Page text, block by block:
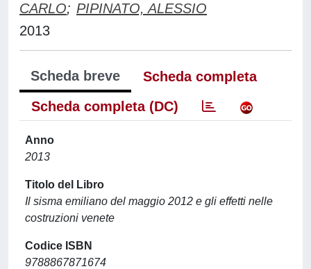
CARLO; PIPINATO, ALESSIO
2013
Scheda breve
Scheda completa
Scheda completa (DC)
Anno
2013
Titolo del Libro
Il sisma emiliano del maggio 2012 e gli effetti nelle
costruzioni venete
Codice ISBN
9788867871674